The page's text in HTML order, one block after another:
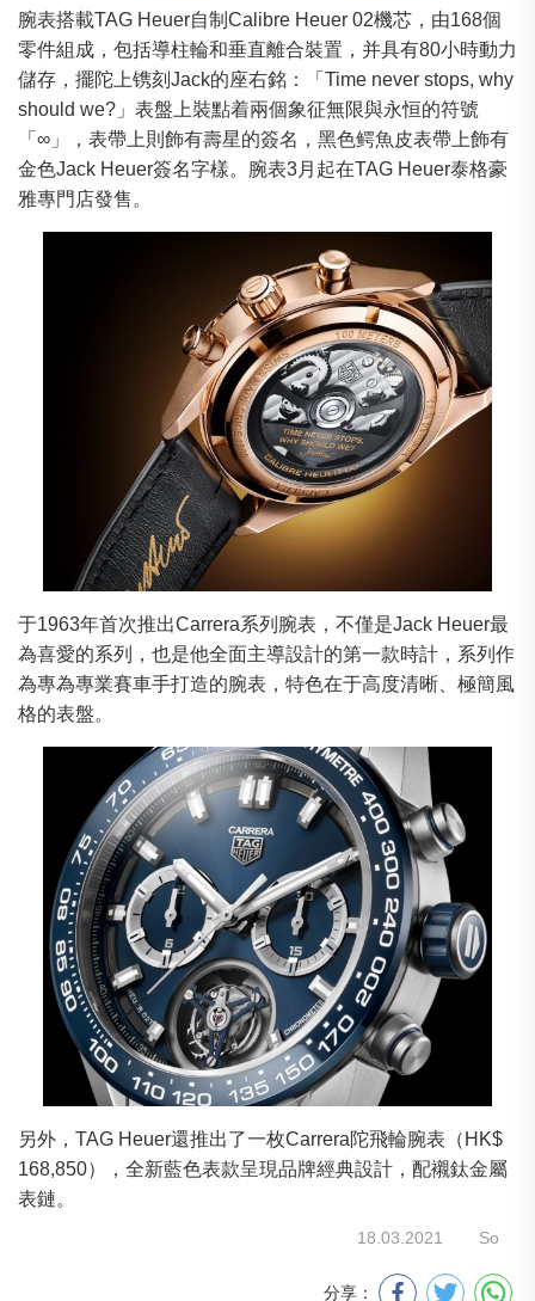
腕表搭載TAG Heuer自制Calibre Heuer 02機芯，由168個
零件組成，包括導柱輪和垂直離合裝置，并具有80小時動力
儲存，擺陀上镌刻Jack的座右銘：「Time never stops, why
should we?」表盤上裝點着兩個象征無限與永恒的符號
「∞」，表帶上則飾有壽星的簽名，黑色鳄魚皮表帶上飾有
金色Jack Heuer簽名字樣。腕表3月起在TAG Heuer泰格豪
雅專門店發售。
于1963年首次推出Carrera系列腕表，不僅是Jack Heuer最
為喜愛的系列，也是他全面主導設計的第一款時計，系列作
為專為專業賽車手打造的腕表，特色在于高度清晰、極簡風
格的表盤。
另外，TAG Heuer還推出了一枚Carrera陀飛輪腕表（HK$
168,850），全新藍色表款呈現品牌經典設計，配襯鈦金屬
表鏈。
18.03.2021 So
分享：